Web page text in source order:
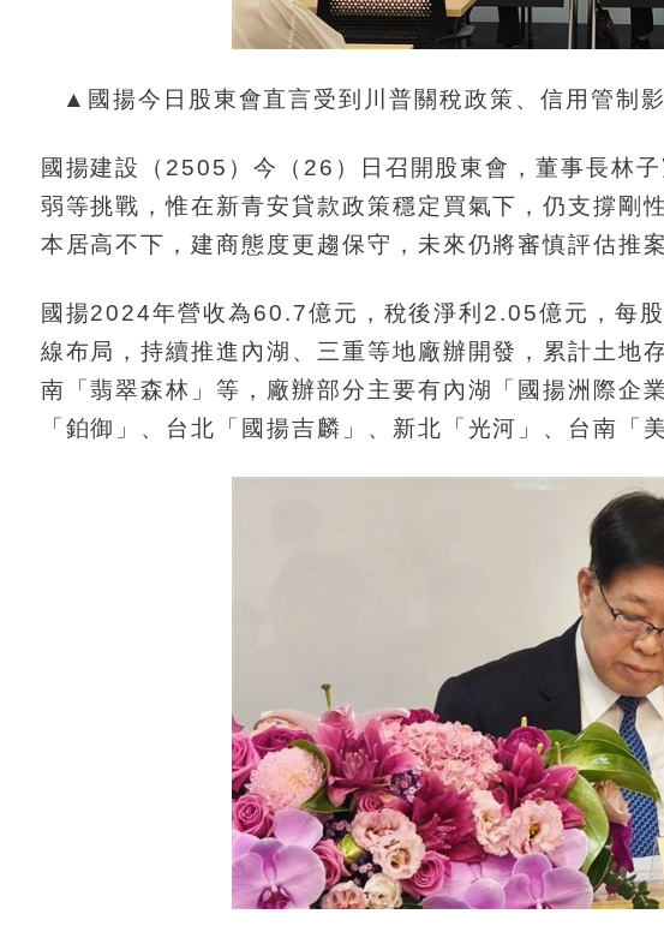
▲國揚今日股東會直言受到川普關稅政策、信用管制
國揚建設（2505）今（26）日召開股東會，董事長林
弱等挑戰，惟在新青安貸款政策穩定買氣下，仍支撐剛
本居高不下，建商態度更趨保守，未來仍將審慎評估推
國揚2024年營收為60.7億元，稅後淨利2.05億元，每
線布局，持續推進內湖、三重等地廠辦開發，累計土地
南「翡翠森林」等，廠辦部分主要有內湖「國揚洲際企
「鉑御」、台北「國揚吉麟」、新北「光河」、台南「